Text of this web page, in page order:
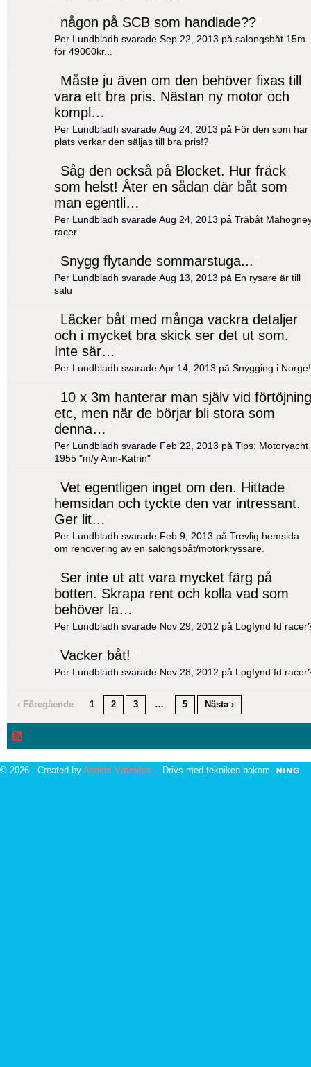
någon på SCB som handlade??
Per Lundbladh svarade Sep 22, 2013 på salongsbåt 15m
för 49000kr...
Måste ju även om den behöver fixas till
vara ett bra pris. Nästan ny motor och
kompl…
Per Lundbladh svarade Aug 24, 2013 på För den som har
plats verkar den säljas till bra pris!?
Såg den också på Blocket. Hur fräck
som helst! Åter en sådan där båt som
man egentli…
Per Lundbladh svarade Aug 24, 2013 på Träbåt
racer
Snygg flytande sommarstuga...
Per Lundbladh svarade Aug 13, 2013 på En rysare är till
salu
Läcker båt med många vackra detaljer
och i mycket bra skick ser det ut som.
Inte sär…
Per Lundbladh svarade Apr 14, 2013 på Snygging i Norge!
10 x 3m hanterar man själv vid förtöjning
etc, men när de börjar bli stora som
denna…
Per Lundbladh svarade Feb 22, 2013 på Tips: Motoryacht
1955 "m/y Ann-Katrin"
Vet egentligen inget om den. Hittade
hemsidan och tyckte den var intressant.
Ger lit…
Per Lundbladh svarade Feb 9, 2013 på Trevlig hemsida
om renovering av en salongsbåt/motorkryssare.
Ser inte ut att vara mycket färg på
botten. Skrapa rent och kolla vad som
behöver la…
Per Lundbladh svarade Nov 29, 2012 på Logfynd fd
Vacker båt!
Per Lundbladh svarade Nov 28, 2012 på Logfynd fd
‹ Föregående 1 2 3 … 5 Nästa ›
© 2026 Created by Anders Værnéus . Drivs med tekniken bakom